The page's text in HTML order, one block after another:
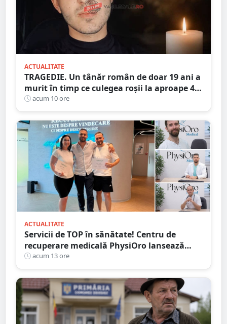
ACTUALITATE
TRAGEDIE. Un tânăr român de doar 19 ani a
murit în timp ce culegea roșii la aproape 40
de grade Celsius,în Italia
acum 10 ore
ACTUALITATE
Servicii de TOP în sănătate! Centru de
recuperare medicală PhysiOro lansează
Divizia medicală PhysiOro
acum 13 ore